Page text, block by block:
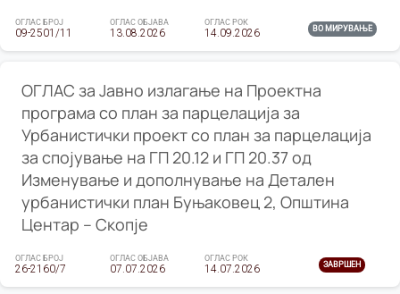
ОГЛАС БРОЈ
09-2501/11
ОГЛАС ОБЈАВА
13.08.2026
ОГЛАС РОК
14.09.2026 ВО МИРУВАЊЕ
ОГЛАС за Јавно излагање на Проектна
програма со план за парцелација за
Урбанистички проект со план за парцелација
за спојување на ГП 20.12 и ГП 20.37 од
Изменување и дополнување на Детален
урбанистички план Буњаковец 2, Општина
Центар – Скопје
ОГЛАС БРОЈ
26-2160/7
ОГЛАС ОБЈАВА
07.07.2026
ОГЛАС РОК
14.07.2026 ЗАВРШЕН